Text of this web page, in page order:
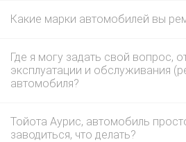
Какие марки автомобилей вы
Где я могу задать свой вопрос,
эксплуатации и обслуживания
автомобиля?
Тойота Аурис, автомобиль
заводиться, что делать?